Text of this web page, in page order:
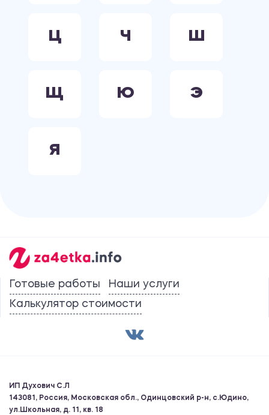
Ц Ч Ш
Щ Ю Э
Я
Готовые работы
Наши услуги
Калькулятор стоимости
ИП Духович С.Л
143081, Россия, Московская обл., Одинцовский р-н, с.Юдино,
ул.Школьная, д. 11, кв. 18